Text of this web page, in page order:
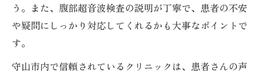
う。また、腹部超音波検査の説明が丁寧で、患者の不安
や疑問にしっかり対応してくれるかも大事なポイントで
す。
守山市内で信頼されているクリニックは、患者さんの声